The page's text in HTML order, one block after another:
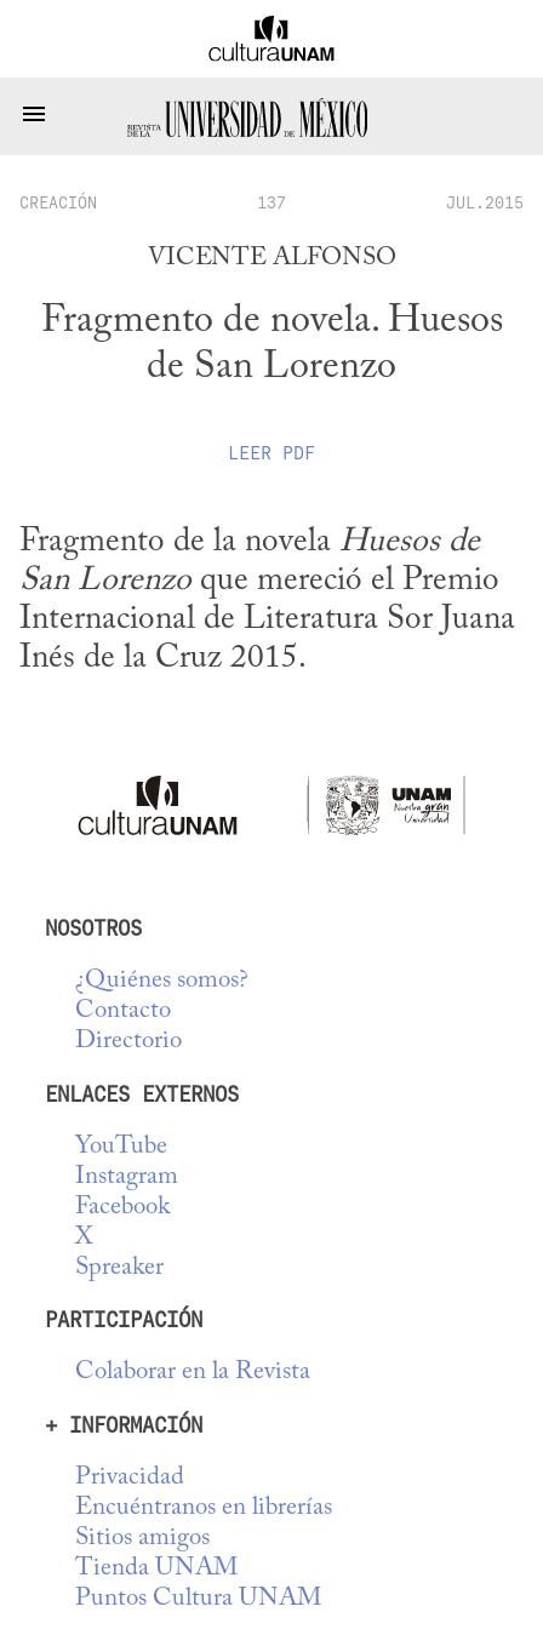
CREACIÓN 137 JUL.2015
VICENTE ALFONSO
Fragmento de novela. Huesos
de San Lorenzo
LEER PDF
Fragmento de la novela Huesos de
San Lorenzo que mereció el Premio
Internacional de Literatura Sor Juana
Inés de la Cruz 2015.
NOSOTROS
¿Quiénes somos?
Contacto
Directorio
ENLACES EXTERNOS
YouTube
Instagram
Facebook
X
Spreaker
PARTICIPACIÓN
Colaborar en la Revista
+ INFORMACIÓN
Privacidad
Encuéntranos en librerías
Sitios amigos
Tienda UNAM
Puntos Cultura UNAM